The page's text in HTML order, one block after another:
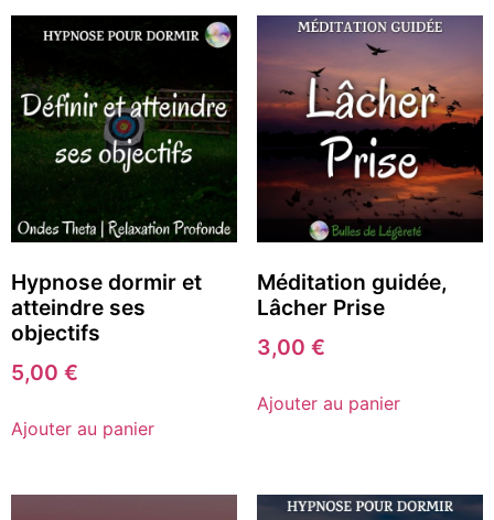
Hypnose dormir et
atteindre ses
objectifs
5,00 €
Ajouter au panier
Méditation guidée,
Lâcher Prise
3,00 €
Ajouter au panier